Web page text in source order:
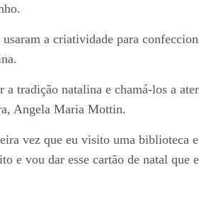
a criatividade para
tradição natalina e chamá-los a
Angela Maria Mottin.
vez que eu visito uma biblioteca
e vou dar esse cartão de natal que